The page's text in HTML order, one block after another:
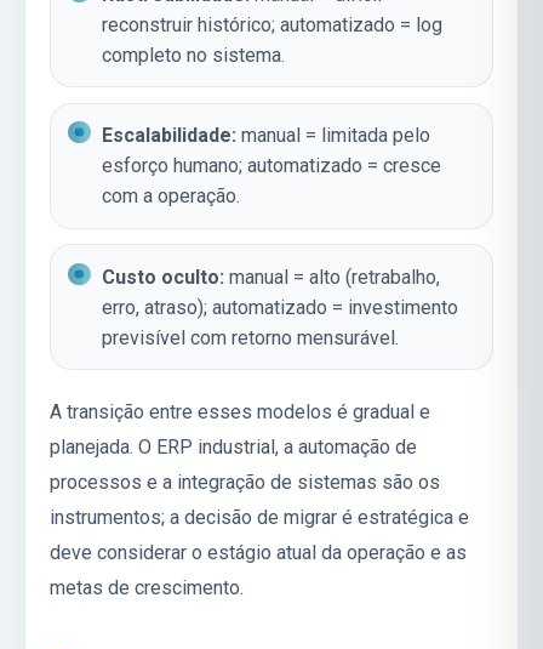
reconstruir histórico; automatizado = log
completo no sistema.
Escalabilidade: manual = limitada pelo
esforço humano; automatizado = cresce
com a operação.
Custo oculto: manual = alto (retrabalho,
erro, atraso); automatizado = investimento
previsível com retorno mensurável.
A transição entre esses modelos é gradual e
planejada. O ERP industrial , a automação de
processos e a integração de sistemas são os
instrumentos; a decisão de migrar é estratégica e
deve considerar o estágio atual da operação e as
metas de crescimento.